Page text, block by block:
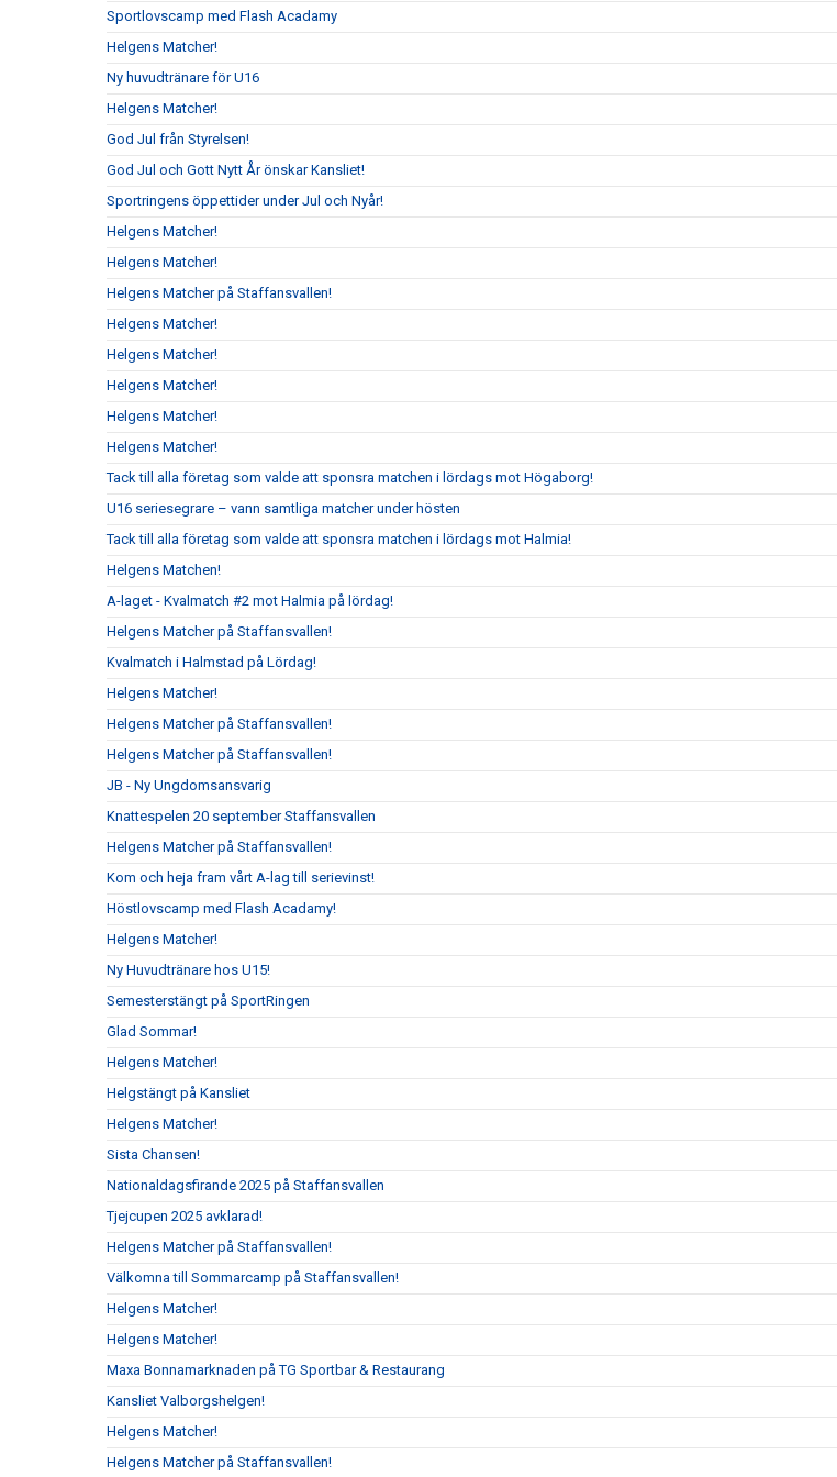
Sportlovscamp med Flash Acadamy
Helgens Matcher!
Ny huvudtränare för U16
Helgens Matcher!
God Jul från Styrelsen!
God Jul och Gott Nytt År önskar Kansliet!
Sportringens öppettider under Jul och Nyår!
Helgens Matcher!
Helgens Matcher!
Helgens Matcher på Staffansvallen!
Helgens Matcher!
Helgens Matcher!
Helgens Matcher!
Helgens Matcher!
Helgens Matcher!
Tack till alla företag som valde att sponsra matchen i lördags mot Högaborg!
U16 seriesegrare – vann samtliga matcher under hösten
Tack till alla företag som valde att sponsra matchen i lördags mot Halmia!
Helgens Matchen!
A-laget - Kvalmatch #2 mot Halmia på lördag!
Helgens Matcher på Staffansvallen!
Kvalmatch i Halmstad på Lördag!
Helgens Matcher!
Helgens Matcher på Staffansvallen!
Helgens Matcher på Staffansvallen!
JB - Ny Ungdomsansvarig
Knattespelen 20 september Staffansvallen
Helgens Matcher på Staffansvallen!
Kom och heja fram vårt A-lag till serievinst!
Höstlovscamp med Flash Acadamy!
Helgens Matcher!
Ny Huvudtränare hos U15!
Semesterstängt på SportRingen
Glad Sommar!
Helgens Matcher!
Helgstängt på Kansliet
Helgens Matcher!
Sista Chansen!
Nationaldagsfirande 2025 på Staffansvallen
Tjejcupen 2025 avklarad!
Helgens Matcher på Staffansvallen!
Välkomna till Sommarcamp på Staffansvallen!
Helgens Matcher!
Helgens Matcher!
Maxa Bonnamarknaden på TG Sportbar & Restaurang
Kansliet Valborgshelgen!
Helgens Matcher!
Helgens Matcher på Staffansvallen!